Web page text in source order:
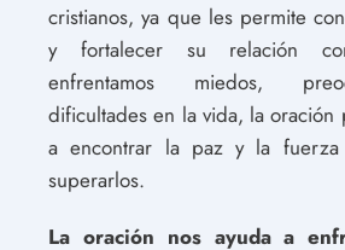
cristianos, ya que les permite
y fortalecer su relación
enfrentamos miedos,
dificultades en la vida, la oración
a encontrar la paz y la fuerza
superarlos.
La oración nos ayuda a